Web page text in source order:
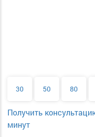
30 50 80
Получить
минут